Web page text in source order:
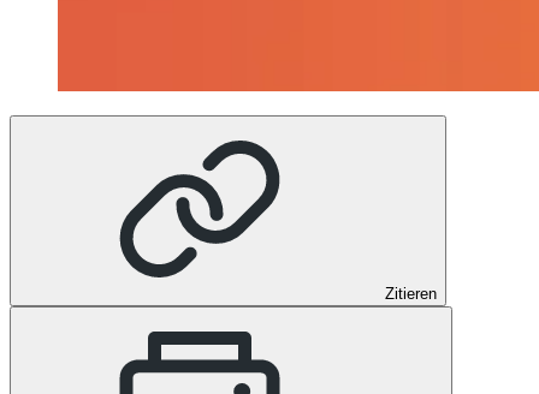
Zitieren